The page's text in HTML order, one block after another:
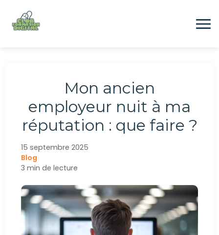
contenu
Emploi
Mon ancien
employeur nuit à ma
réputation : que faire ?
15 septembre 2025
Blog
3 min de lecture